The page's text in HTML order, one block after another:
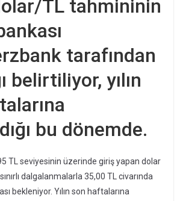
TL tahmininin
tarafından
belirtiliyor, yılın
bu dönemde.
TL seviyesinin üzerinde giriş yapan dolar
dalgalanmalarla 35,00 TL civarında
bekleniyor. Yılın son haftalarına